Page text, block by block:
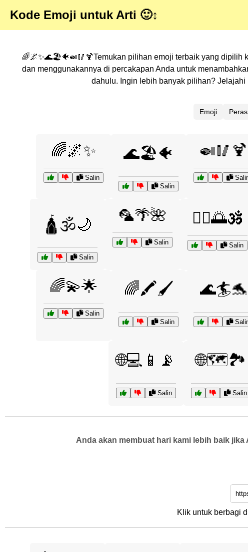
Kode Emoji untuk Arti 🙂↕
🌈🌌✨🌊🏖️🐠🍛🥢🍹Temukan pilihan emoji terbaik yang dipilih
dan menggunakannya di percakapan Anda untuk
dahulu. Ingin lebih banyak pilihan?
Emoji
🌈🌌✨
Salin
🌊🏖️🐠
Salin
🍛🥢🍹
🛕🕉️🌙
Salin
🦜🌴🌺
Salin
🧘‍♀️🌅🕉️
Salin
🌈💫🌟
Salin
🌈🖍️🖌️
Salin
🌊🏄🐬
🌐💻📱📡
Salin
🌐🗺️🏞️
Salin
Anda akan membuat hari kami lebih baik
Klik untuk berbagi